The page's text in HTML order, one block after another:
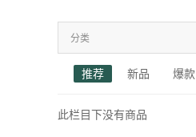
分类
推荐 新品 爆款
此栏目下没有商品